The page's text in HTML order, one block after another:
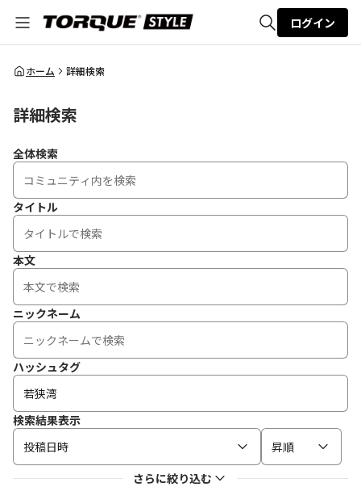
全体検索
ログイン
ホーム 詳細検索
詳細検索
全体検索
タイトル
本文
ニックネーム
ハッシュタグ
検索結果表示
投稿日時
昇順
さらに絞り込む